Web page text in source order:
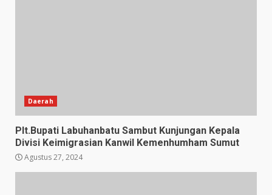
Daerah
Plt.Bupati Labuhanbatu Sambut Kunjungan Kepala
Divisi Keimigrasian Kanwil Kemenhumham Sumut
Agustus 27, 2024